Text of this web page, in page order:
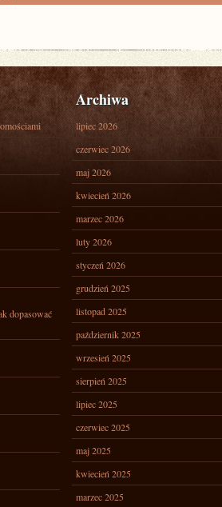
dopasować
Archiwa
lipiec 2026
czerwiec 2026
maj 2026
kwiecień 2026
marzec 2026
luty 2026
styczeń 2026
grudzień 2025
listopad 2025
październik 2025
wrzesień 2025
sierpień 2025
lipiec 2025
czerwiec 2025
maj 2025
kwiecień 2025
marzec 2025